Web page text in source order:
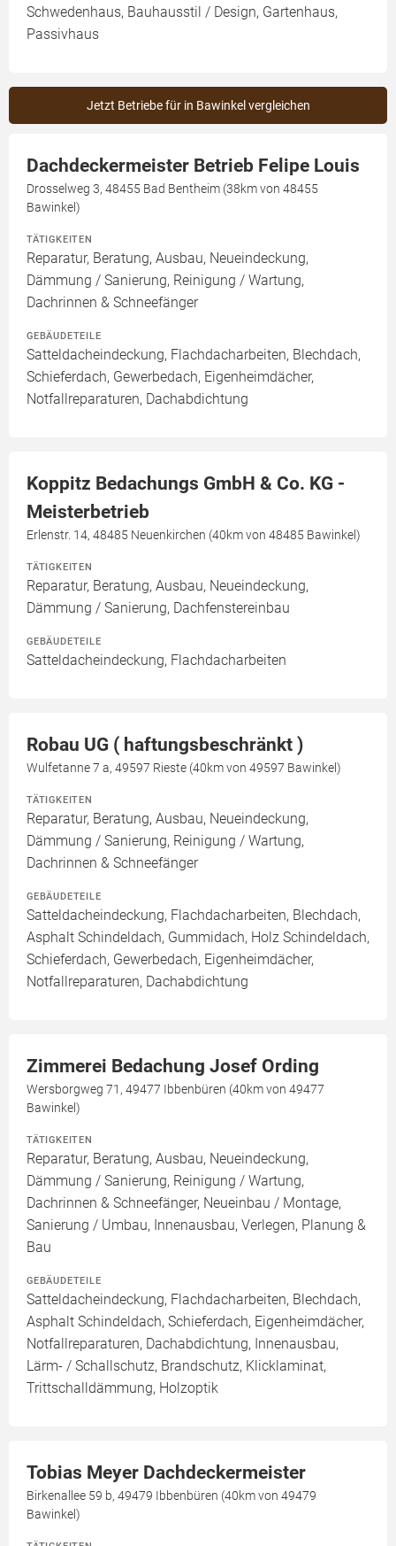
Schwedenhaus, Bauhausstil / Design, Gartenhaus,
Passivhaus
Jetzt Betriebe für in Bawinkel vergleichen
Dachdeckermeister Betrieb Felipe Louis
Drosselweg 3, 48455 Bad Bentheim (38km von 48455
Bawinkel)
TÄTIGKEITEN
Reparatur, Beratung, Ausbau, Neueindeckung,
Dämmung / Sanierung, Reinigung / Wartung,
Dachrinnen & Schneefänger
GEBÄUDETEILE
Satteldacheindeckung, Flachdacharbeiten, Blechdach,
Schieferdach, Gewerbedach, Eigenheimdächer,
Notfallreparaturen, Dachabdichtung
Koppitz Bedachungs GmbH & Co. KG -
Meisterbetrieb
Erlenstr. 14, 48485 Neuenkirchen (40km von 48485 Bawinkel)
TÄTIGKEITEN
Reparatur, Beratung, Ausbau, Neueindeckung,
Dämmung / Sanierung, Dachfenstereinbau
GEBÄUDETEILE
Satteldacheindeckung, Flachdacharbeiten
Robau UG ( haftungsbeschränkt )
Wulfetanne 7 a, 49597 Rieste (40km von 49597 Bawinkel)
TÄTIGKEITEN
Reparatur, Beratung, Ausbau, Neueindeckung,
Dämmung / Sanierung, Reinigung / Wartung,
Dachrinnen & Schneefänger
GEBÄUDETEILE
Satteldacheindeckung, Flachdacharbeiten, Blechdach,
Asphalt Schindeldach, Gummidach, Holz Schindeldach,
Schieferdach, Gewerbedach, Eigenheimdächer,
Notfallreparaturen, Dachabdichtung
Zimmerei Bedachung Josef Ording
Wersborgweg 71, 49477 Ibbenbüren (40km von 49477
Bawinkel)
TÄTIGKEITEN
Reparatur, Beratung, Ausbau, Neueindeckung,
Dämmung / Sanierung, Reinigung / Wartung,
Dachrinnen & Schneefänger, Neueinbau / Montage,
Sanierung / Umbau, Innenausbau, Verlegen, Planung &
Bau
GEBÄUDETEILE
Satteldacheindeckung, Flachdacharbeiten, Blechdach,
Asphalt Schindeldach, Schieferdach, Eigenheimdächer,
Notfallreparaturen, Dachabdichtung, Innenausbau,
Lärm- / Schallschutz, Brandschutz, Klicklaminat,
Trittschalldämmung, Holzoptik
Tobias Meyer Dachdeckermeister
Birkenallee 59 b, 49479 Ibbenbüren (40km von 49479
Bawinkel)